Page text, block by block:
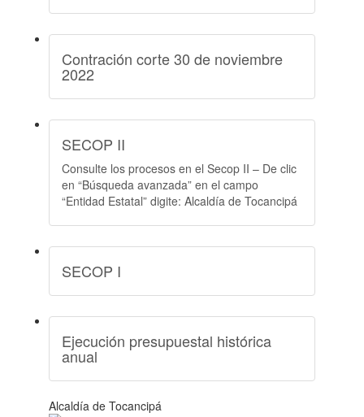
Contración corte 30 de noviembre
2022
SECOP II
Consulte los procesos en el Secop II – De clic
en “Búsqueda avanzada” en el campo
“Entidad Estatal” digite: Alcaldía de Tocancipá
SECOP I
Ejecución presupuestal histórica
anual
Alcaldía de Tocancipá